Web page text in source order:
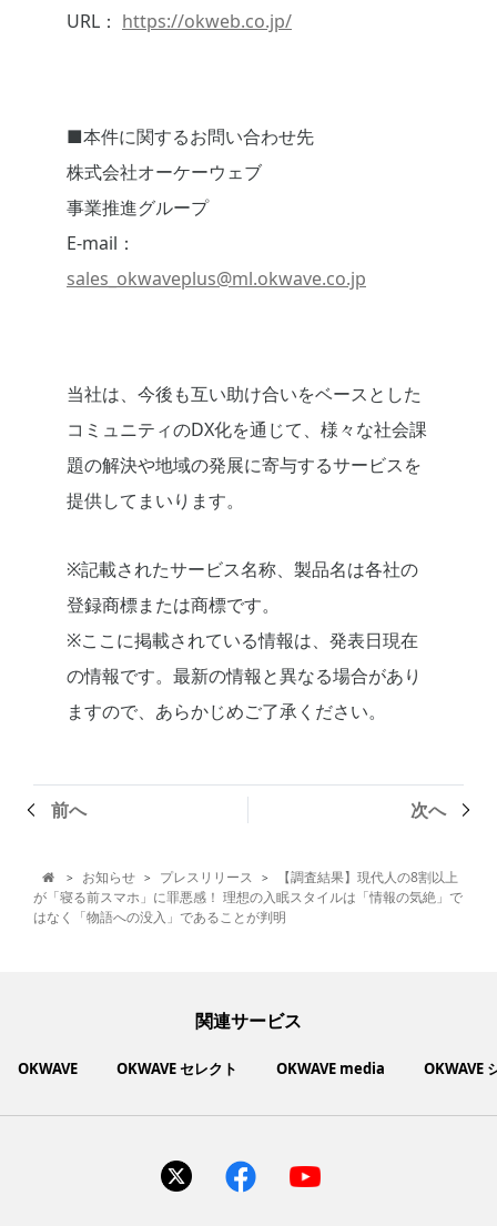
URL： https://okweb.co.jp/
■本件に関するお問い合わせ先
株式会社オーケーウェブ
事業推進グループ
E-mail：
sales_okwaveplus@ml.okwave.co.jp
当社は、今後も互い助け合いをベースとした
コミュニティのDX化を通じて、様々な社会課
題の解決や地域の発展に寄与するサービスを
提供してまいります。
※記載されたサービス名称、製品名は各社の
登録商標または商標です。
※ここに掲載されている情報は、発表日現在
の情報です。最新の情報と異なる場合があり
ますので、あらかじめご了承ください。
前へ 次へ
 > お知らせ > プレスリリース >
【調査結果】現代人の8割以上
が「寝る前スマホ」に罪悪感！ 理想の入眠スタイルは「情報の気絶」で
はなく「物語への没入」であることが判明
関連サービス
OKWAVE OKWAVE セレクト OKWAVE media OKWAVE
ト
い物サイト
ス